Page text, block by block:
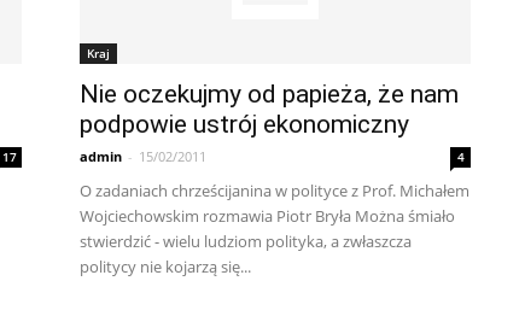
17
Kraj
Nie oczekujmy od papieża, że nam
podpowie ustrój ekonomiczny
admin - 15/02/2011 4
O zadaniach chrześcijanina w polityce z Prof. Michałem
Wojciechowskim rozmawia Piotr Bryła Można śmiało
stwierdzić - wielu ludziom polityka, a zwłaszcza
politycy nie kojarzą się...